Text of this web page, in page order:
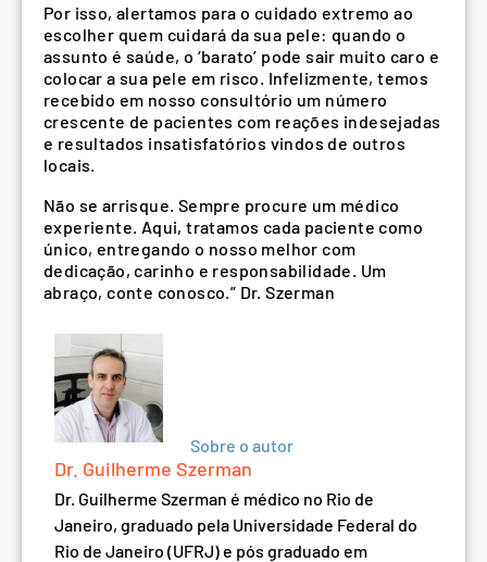
Por isso, alertamos para o cuidado extremo ao
escolher quem cuidará da sua pele: quando o
assunto é saúde, o ‘barato’ pode sair muito caro e
colocar a sua pele em risco. Infelizmente, temos
recebido em nosso consultório um número
crescente de pacientes com reações indesejadas
e resultados insatisfatórios vindos de outros
locais.
Não se arrisque. Sempre procure um médico
experiente. Aqui, tratamos cada paciente como
único, entregando o nosso melhor com
dedicação, carinho e responsabilidade. Um
abraço, conte conosco.” Dr. Szerman
Sobre o autor
Dr. Guilherme Szerman
Dr. Guilherme Szerman é médico no Rio de
Janeiro, graduado pela Universidade Federal do
Rio de Janeiro (UFRJ) e pós graduado em